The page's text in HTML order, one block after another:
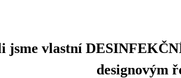
jsme vlastní
designovým